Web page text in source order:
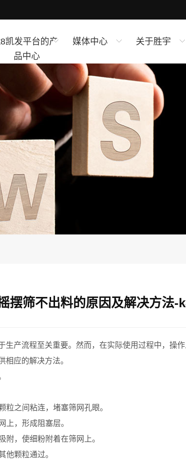
凯发平台的产
品中心
媒体中心 关于胜宇
摆筛不出料的原因及解决方法-
产流程至关重要。然而，在实际使用过程中，操
应的解决方法。
粒之间粘连，堵塞筛网孔眼。
上，形成阻塞层。
附，使细粉附着在筛网上。
他颗粒通过。